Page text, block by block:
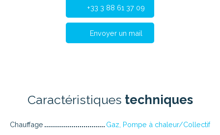
+33 3 88 61 37 09
Envoyer un mail
Caractéristiques techniques
Chauffage
Gaz, Pompe à chaleur/Collectif